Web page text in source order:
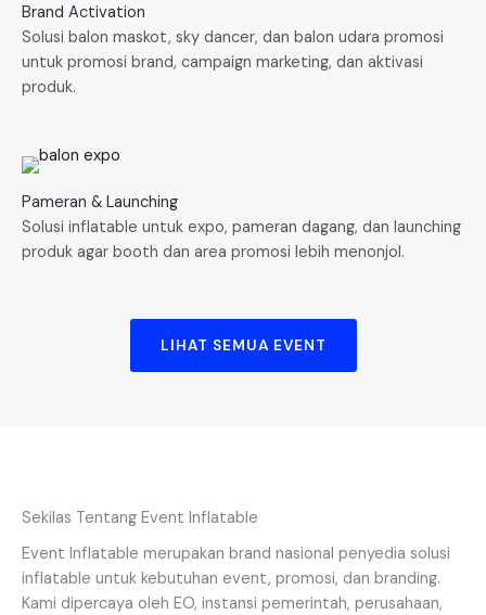
Brand Activation
Solusi balon maskot, sky dancer, dan balon udara promosi
untuk promosi brand, campaign marketing, dan aktivasi
produk.
Pameran & Launching
Solusi inflatable untuk expo, pameran dagang, dan launching
produk agar booth dan area promosi lebih menonjol.
LIHAT SEMUA EVENT
Sekilas Tentang Event Inflatable
Event Inflatable merupakan brand nasional penyedia solusi
inflatable untuk kebutuhan event, promosi, dan branding.
Kami dipercaya oleh EO, instansi pemerintah, perusahaan,